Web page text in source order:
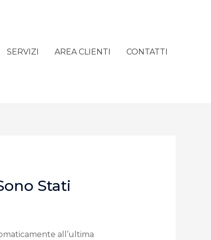
SERVIZI AREA CLIENTI CONTATTI
Stati
all’ultima